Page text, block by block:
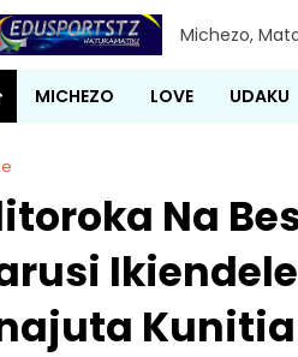
Michezo,
MICHEZO LOVE UDAKU
Na